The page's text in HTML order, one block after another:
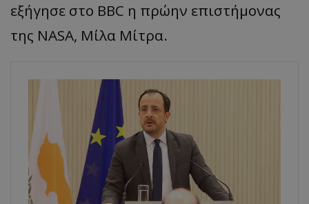
εξήγησε στο BBC η πρώην επιστήμονας
της NASA, Μίλα Μίτρα.